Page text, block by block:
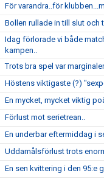
För varandra..för
Bollen rullade in till slut och
Idag förlorade vi både
kampen..
Trots bra spel var
Höstens viktigaste (?)
En mycket, mycket viktig
Förlust mot serietrean..
En underbar eftermiddag i
Uddamålsförlust trots
En sen kvittering i den 95:e